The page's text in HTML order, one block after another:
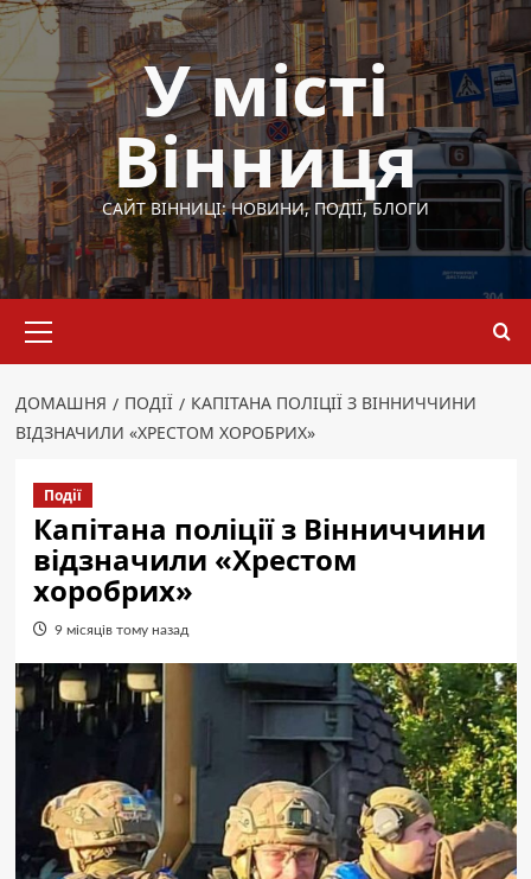
Перейти
до
вмісту
У місті
Вінниця
САЙТ ВІННИЦІ: НОВИНИ, ПОДІЇ, БЛОГИ
меню
ДОМАШНЯ ПОДІЇ
КАПІТАНА ПОЛІЦІЇ З ВІННИЧЧИНИ
ВІДЗНАЧИЛИ «ХРЕСТОМ ХОРОБРИХ»
Події
Капітана поліції з Вінниччини
відзначили «Хрестом
хоробрих»
9 місяців тому назад